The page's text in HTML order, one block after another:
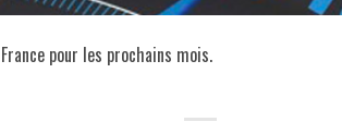
pour les prochains mois.